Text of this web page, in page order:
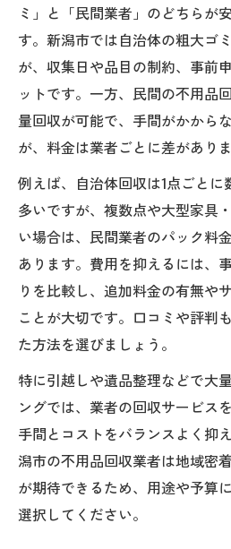
ゴミ持ち込みと回収
信頼できる不用品回収業
許認可の有無で判断
口コミ評価を活用し
不用品回収業者の見
不用品回収で多いト
料金相場と口コミで比べ
不用品回収の料金相
口コミでわかる新潟
追加料金の有無で不
粗大ゴミとの費用差を
不用品回収サービス
自治体の粗大ゴミと回収
不用品回収と粗大ゴ
自治体と業者の回収
新潟市で使いやすい
ミ」と「民間業者」のどちらが
す。新潟市では自治体の粗大ゴ
が、収集日や品目の制約、事前
ットです。一方、民間の不用品
量回収が可能で、手間がかから
が、料金は業者ごとに差がありま
例えば、自治体回収は1点ごと
多いですが、複数点や大型家具
い場合は、民間業者のパック料
あります。費用を抑えるには、
りを比較し、追加料金の有無や
ことが大切です。口コミや評判
た方法を選びましょう。
特に引越しや遺品整理などで大
ングでは、業者の回収サービス
手間とコストをバランスよく抑
潟市の不用品回収業者は地域密
が期待できるため、用途や予算
選択してください。